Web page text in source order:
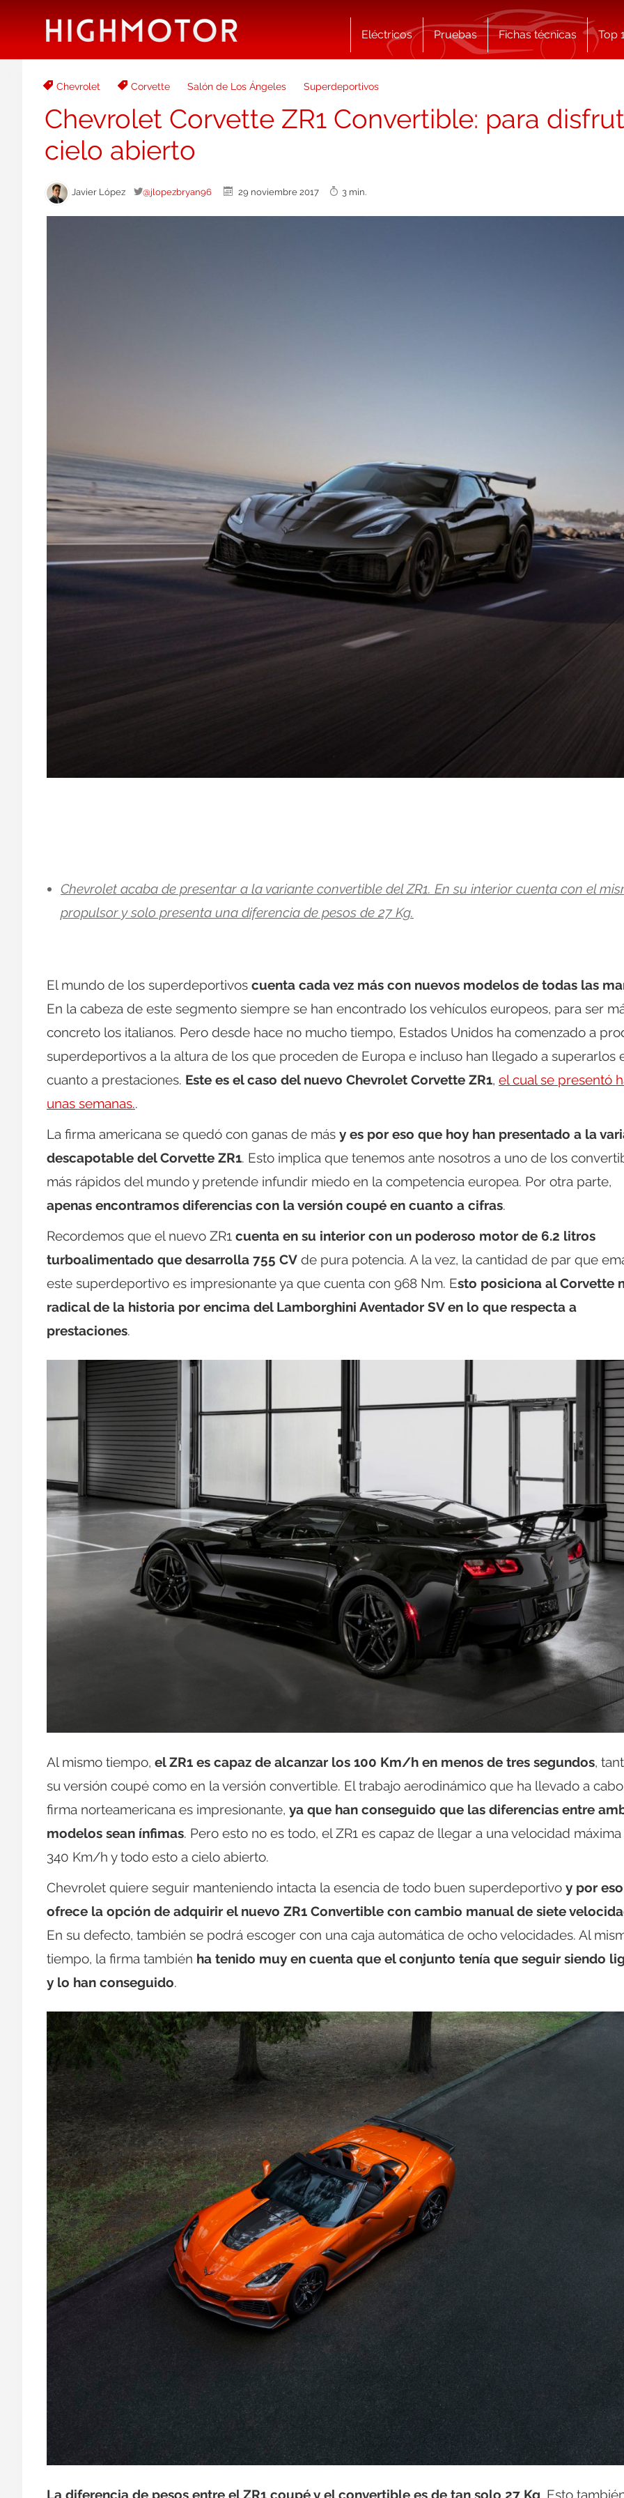
Eléctricos Pruebas Fichas técnicas Top
Chevrolet Corvette Salón de Los Ángeles Superdeportivos
Chevrolet Corvette ZR1 Convertible: para
cielo abierto
Javier López @jlopezbryan96 29 noviembre 2017 3 min.
Chevrolet acaba de presentar a la variante convertible del ZR1. En su interior cuenta con el
propulsor y solo presenta una diferencia de pesos de 27 Kg.
El mundo de los superdeportivos cuenta cada vez más con nuevos modelos de todas las
En la cabeza de este segmento siempre se han encontrado los vehículos europeos, para ser
concreto los italianos. Pero desde hace no mucho tiempo, Estados Unidos ha comenzado a
superdeportivos a la altura de los que proceden de Europa e incluso han llegado a superarlos
cuanto a prestaciones. Este es el caso del nuevo Chevrolet Corvette ZR1, el cual se presentó
unas semanas..
La firma americana se quedó con ganas de más y es por eso que hoy han presentado a la
descapotable del Corvette ZR1. Esto implica que tenemos ante nosotros a uno de los
más rápidos del mundo y pretende infundir miedo en la competencia europea. Por otra parte,
apenas encontramos diferencias con la versión coupé en cuanto a cifras.
Recordemos que el nuevo ZR1 cuenta en su interior con un poderoso motor de 6.2 litros
turboalimentado que desarrolla 755 CV de pura potencia. A la vez, la cantidad de par que
este superdeportivo es impresionante ya que cuenta con 968 Nm. Esto posiciona al Corvette
radical de la historia por encima del Lamborghini Aventador SV en lo que respecta a
prestaciones.
Al mismo tiempo, el ZR1 es capaz de alcanzar los 100 Km/h en menos de tres segundos,
su versión coupé como en la versión convertible. El trabajo aerodinámico que ha llevado a
firma norteamericana es impresionante, ya que han conseguido que las diferencias entre
modelos sean ínfimas. Pero esto no es todo, el ZR1 es capaz de llegar a una velocidad
340 Km/h y todo esto a cielo abierto.
Chevrolet quiere seguir manteniendo intacta la esencia de todo buen superdeportivo y por eso
ofrece la opción de adquirir el nuevo ZR1 Convertible con cambio manual de siete
En su defecto, también se podrá escoger con una caja automática de ocho velocidades. Al
tiempo, la firma también ha tenido muy en cuenta que el conjunto tenía que seguir siendo
y lo han conseguido.
La diferencia de pesos entre el ZR1 coupé y el convertible es de tan solo 27 Kg . Esto